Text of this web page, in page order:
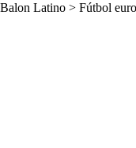
Balon Latino > Fútbol